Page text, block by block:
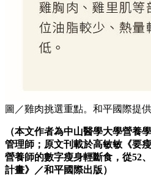
圖／雞肉挑選重點。和平國際提供
（本文作者為中山醫學大學營養
管理師； 原文刊載於高敏敏 《要
營養師的數字瘦身輕斷食，從52
計畫》／和平國際出版）